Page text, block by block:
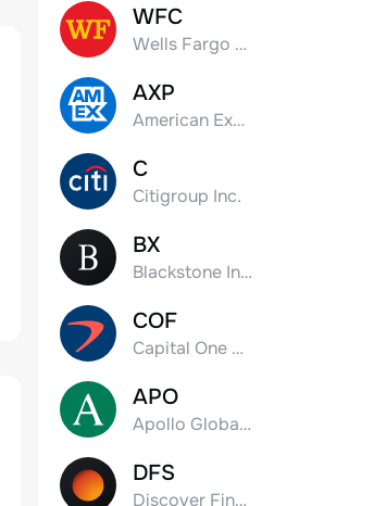
WFC
Wells Fargo & Co.
AXP
American Express Company
C
Citigroup Inc.
BX
Blackstone Inc.
COF
Capital One Financial
APO
Apollo Global Management, Inc.
DFS
Discover Financial Services